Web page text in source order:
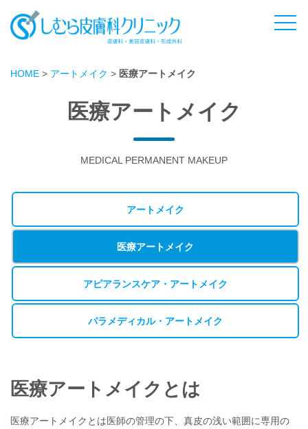
HOME > アートメイク > 医療アートメイク
医療アートメイク
MEDICAL PERMANENT MAKEUP
アートメイク
医療アートメイク
アピアランスケア・アートメイク
パラメディカル・アートメイク
医療アートメイクとは
医療アートメイクとは医師の管理の下、真皮の浅い範囲に専用の